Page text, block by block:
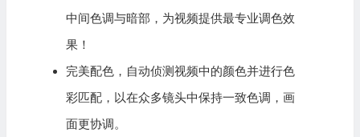
中间色调与暗部，为视频提供最专业调色效
果！
完美配色，自动侦测视频中的颜色并进行色
彩匹配，以在众多镜头中保持一致色调，画
面更协调。